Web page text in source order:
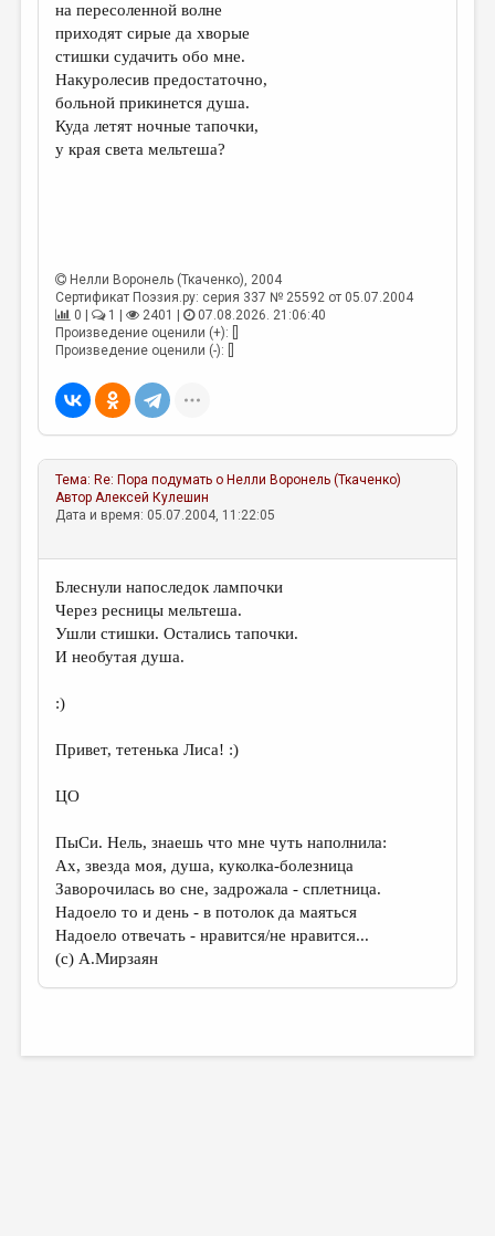
ОБЗОР ЛИТЕРАТУРЫ
СТРАНИЦЫ ПАМЯТИ
ОБЪЯВЛЕНИЯ
ЭССЕИСТИКА
ЛИТЕРАТУРОВЕДЕНИЕ
ПУБЛИЦИСТИКА
ЦИКЛЫ ПУБЛИКАЦИЙ
ТРЕДИАКОВСКИЙ
МЕДИА
ВКОНТАКТЕ
на пересоленной волне
приходят сирые да хворые
стишки судачить обо мне.
Накуролесив предостаточно,
больной прикинется душа.
Куда летят ночные тапочки,
у края света мельтеша?
Нелли Воронель (Ткаченко), 2004
Сертификат Поэзия.ру: серия 337 № 25592 от 05.07.2004
0 |
1 | 2401 |
07.08.2026. 21:06:40
Произведение оценили (+): []
Произведение оценили (-): []
Тема: Re: Пора подумать о Нелли Воронель (Ткаченко)
АвторАлексей Кулешин
Дата и время: 05.07.2004, 11:22:05
Блеснули напоследок лампочки
Через ресницы мельтеша.
Ушли стишки. Остались тапочки.
И необутая душа.
:)
Привет, тетенька Лиса! :)
ЦО
ПыСи. Нель, знаешь что мне чуть наполнила:
Ах, звезда моя, душа, куколка-болезница
Заворочилась во сне, задрожала - сплетница.
Надоело то и день - в потолок да маяться
Надоело отвечать - нравится/не нравится...
(с) А.Мирзаян